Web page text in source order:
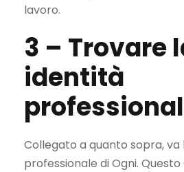
lavoro.
3 – Trovare
identità
Collegato a quanto sopra, va
professionale di Ogni.